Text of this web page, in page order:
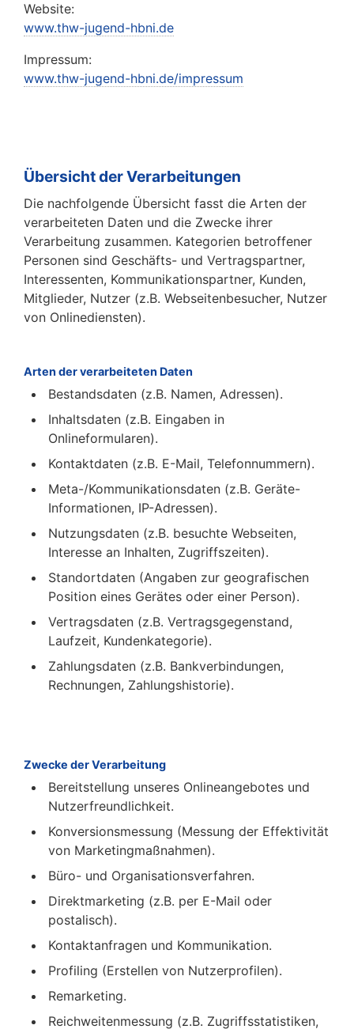
Website:
www.thw-jugend-hbni.de
Impressum:
www.thw-jugend-hbni.de/impressum
Übersicht der Verarbeitungen
Die nachfolgende Übersicht fasst die Arten der
verarbeiteten Daten und die Zwecke ihrer
Verarbeitung zusammen. Kategorien betroffener
Personen sind Geschäfts- und Vertragspartner,
Interessenten, Kommunikationspartner, Kunden,
Mitglieder, Nutzer (z.B. Webseitenbesucher, Nutzer
von Onlinediensten).
Arten der verarbeiteten Daten
Bestandsdaten (z.B. Namen, Adressen).
Inhaltsdaten (z.B. Eingaben in
Onlineformularen).
Kontaktdaten (z.B. E-Mail, Telefonnummern).
Meta-/Kommunikationsdaten (z.B. Geräte-
Informationen, IP-Adressen).
Nutzungsdaten (z.B. besuchte Webseiten,
Interesse an Inhalten, Zugriffszeiten).
Standortdaten (Angaben zur geografischen
Position eines Gerätes oder einer Person).
Vertragsdaten (z.B. Vertragsgegenstand,
Laufzeit, Kundenkategorie).
Zahlungsdaten (z.B. Bankverbindungen,
Rechnungen, Zahlungshistorie).
Zwecke der Verarbeitung
Bereitstellung unseres Onlineangebotes und
Nutzerfreundlichkeit.
Konversionsmessung (Messung der Effektivität
von Marketingmaßnahmen).
Büro- und Organisationsverfahren.
Direktmarketing (z.B. per E-Mail oder
postalisch).
Kontaktanfragen und Kommunikation.
Profiling (Erstellen von Nutzerprofilen).
Remarketing.
Reichweitenmessung (z.B. Zugriffsstatistiken,